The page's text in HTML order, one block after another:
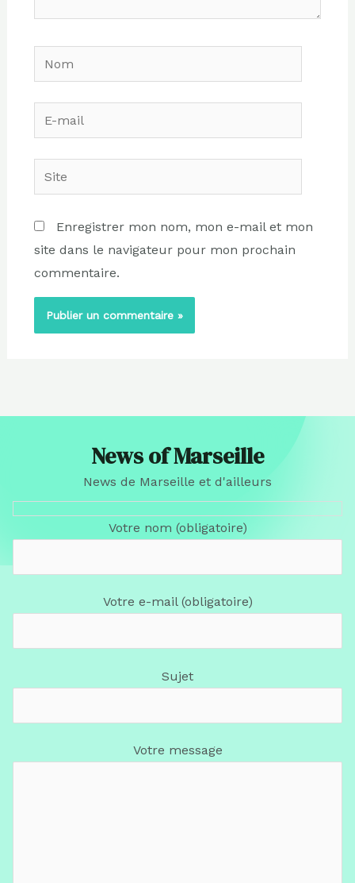
mail
Site
Enregistrer mon nom, mon e-mail et mon
site dans le navigateur pour mon prochain
commentaire.
News of Marseille
News de Marseille et d'ailleurs
Votre nom (obligatoire)
Votre e-mail (obligatoire)
Sujet
Votre message